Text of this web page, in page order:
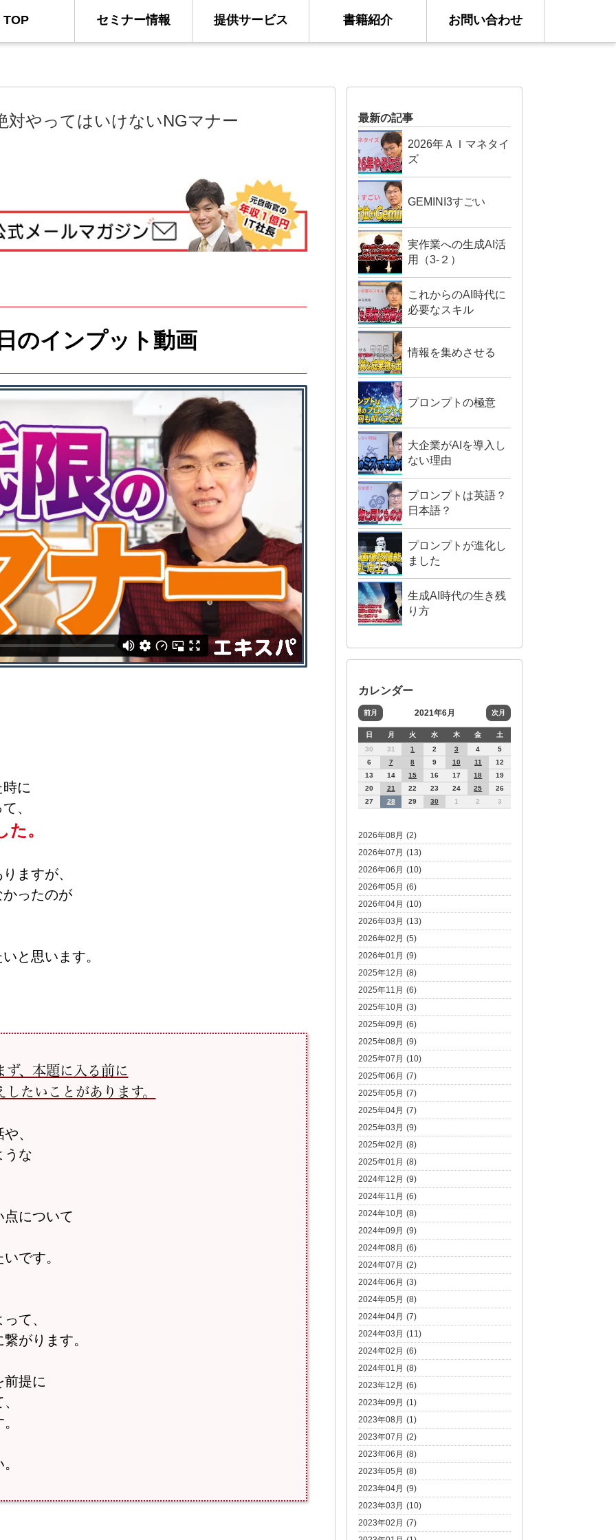
TOP セミナー情報 提供サービス 書籍紹介 お問い合わせ
対やってはいけないNGマナー
のインプット動画
に
、
。
ますが、
ったのが
と思います。
ず、本題に入る前に
したいことがあります。
、
うな
について
です。
て、
がります。
前提に
最新の記事
2026年ＡＩマネタイ
ズ
GEMINI3すごい
実作業への生成AI活
用（3-２）
これからのAI時代に
必要なスキル
情報を集めさせる
プロンプトの極意
大企業がAIを導入し
ない理由
プロンプトは英語？
日本語？
プロンプトが進化し
ました
生成AI時代の生き残
り方
カレンダー
前月 2021年6月 次月
日 月 火 水 木 金
土
30
31 1 2 3 4
5
6
7 8 9 10 11
12
13
14 15 16 17 18
19
20
21 22 23 24 25
26
27
28 29 30 1 2 3
2026年08月 (2)
2026年07月 (13)
2026年06月 (10)
2026年05月 (6)
2026年04月 (10)
2026年03月 (13)
2026年02月 (5)
2026年01月 (9)
2025年12月 (8)
2025年11月 (6)
2025年10月 (3)
2025年09月 (6)
2025年08月 (9)
2025年07月 (10)
2025年06月 (7)
2025年05月 (7)
2025年04月 (7)
2025年03月 (9)
2025年02月 (8)
2025年01月 (8)
2024年12月 (9)
2024年11月 (6)
2024年10月 (8)
2024年09月 (9)
2024年08月 (6)
2024年07月 (2)
2024年06月 (3)
2024年05月 (8)
2024年04月 (7)
2024年03月 (11)
2024年02月 (6)
2024年01月 (8)
2023年12月 (6)
2023年09月 (1)
2023年08月 (1)
2023年07月 (2)
2023年06月 (8)
2023年05月 (8)
2023年04月 (9)
2023年03月 (10)
2023年02月 (7)